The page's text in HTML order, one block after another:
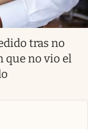
tras no
que no vio el